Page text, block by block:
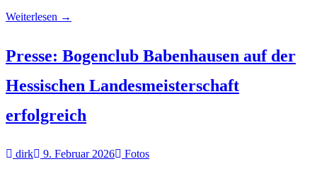
Weiterlesen →
Presse: Bogenclub Babenhausen auf der
Hessischen Landesmeisterschaft
erfolgreich
dirk 9. Februar 2026 Fotos